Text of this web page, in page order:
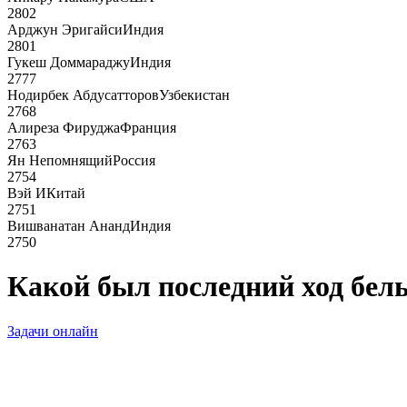
2802
Арджун ЭригайсиИндия
2801
Гукеш ДоммараджуИндия
2777
Нодирбек АбдусатторовУзбекистан
2768
Алиреза ФируджаФранция
2763
Ян НепомнящийРоссия
2754
Вэй ИКитай
2751
Вишванатан АнандИндия
2750
Какой был последний ход
Задачи онлайн